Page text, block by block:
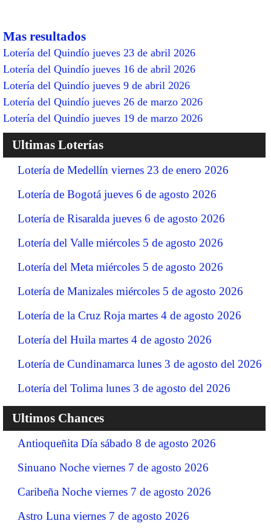
Mas resultados
Lotería del Quindío jueves 23 de abril 2026
Lotería del Quindío jueves 16 de abril 2026
Lotería del Quindío jueves 9 de abril 2026
Lotería del Quindío jueves 26 de marzo 2026
Lotería del Quindío jueves 19 de marzo 2026
Ultimas Loterías
Lotería de Medellín viernes 23 de enero 2026
Lotería de Bogotá jueves 6 de agosto 2026
Lotería de Risaralda jueves 6 de agosto 2026
Lotería del Valle miércoles 5 de agosto 2026
Lotería del Meta miércoles 5 de agosto 2026
Lotería de Manizales miércoles 5 de agosto 2026
Lotería de la Cruz Roja martes 4 de agosto 2026
Lotería del Huila martes 4 de agosto 2026
Lotería de Cundinamarca lunes 3 de agosto del 2026
Lotería del Tolima lunes 3 de agosto del 2026
Ultimos Chances
Antioqueñita Día sábado 8 de agosto 2026
Sinuano Noche viernes 7 de agosto 2026
Caribeña Noche viernes 7 de agosto 2026
Astro Luna viernes 7 de agosto 2026